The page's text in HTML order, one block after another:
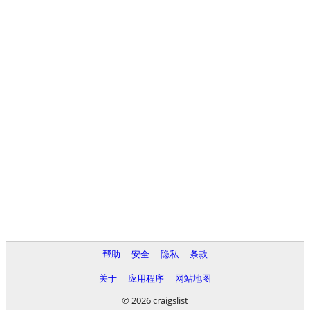
帮助 安全 隐私
条款
关于
应用程序
网站地图
© 2026 craigslist